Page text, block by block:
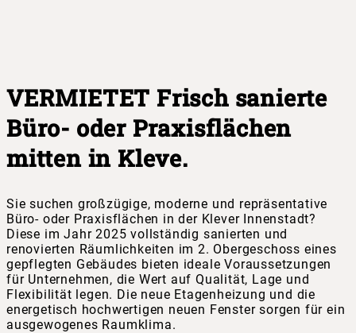
VERMIETET Frisch sanierte
Büro- oder Praxisflächen
mitten in Kleve.
Sie suchen großzügige, moderne und repräsentative
Büro- oder Praxisflächen in der Klever Innenstadt?
Diese im Jahr 2025 vollständig sanierten und
renovierten Räumlichkeiten im 2. Obergeschoss eines
gepflegten Gebäudes bieten ideale Voraussetzungen
für Unternehmen, die Wert auf Qualität, Lage und
Flexibilität legen. Die neue Etagenheizung und die
energetisch hochwertigen neuen Fenster sorgen für ein
ausgewogenes Raumklima.